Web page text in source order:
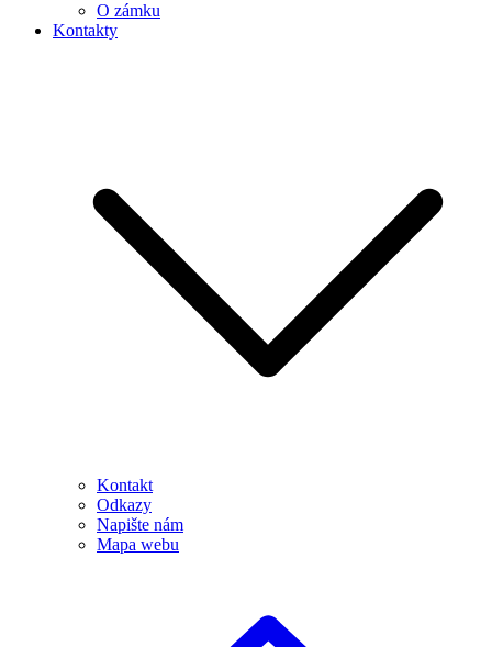
O zámku
Kontakty
Kontakt
Odkazy
Napište nám
Mapa webu